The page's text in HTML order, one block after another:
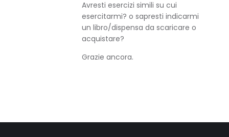
Avresti esercizi simili su cui
esercitarmi? o sapresti indicarmi
un libro/dispensa da scaricare o
acquistare?
Grazie ancora.